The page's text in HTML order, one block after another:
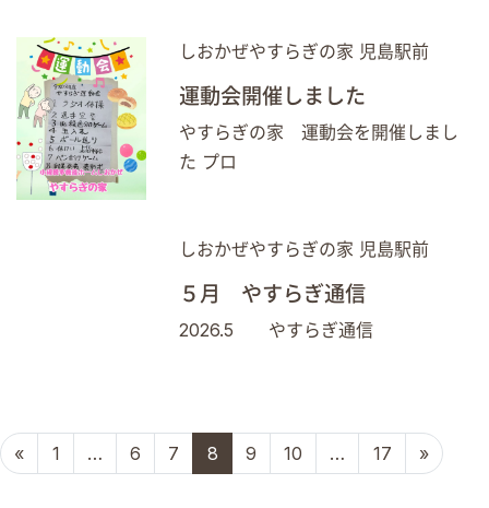
しおかぜやすらぎの家 児島駅前
運動会開催しました
やすらぎの家 運動会を開催しまし
た プロ
しおかぜやすらぎの家 児島駅前
５月 やすらぎ通信
2026.5 やすらぎ通信
投稿ナビゲーション
« 1 … 6 7 8 9 10 … 17 »